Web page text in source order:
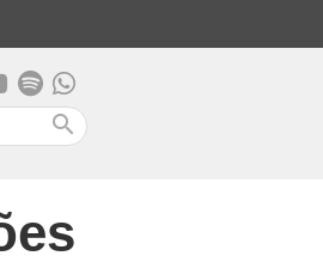
search